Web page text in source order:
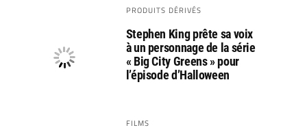
PRODUITS DÉRIVÉS
Stephen King prête sa voix
à un personnage de la série
« Big City Greens » pour
l’épisode d’Halloween
FILMS